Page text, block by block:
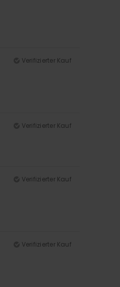
Verifizierter Kauf
Verifizierter Kauf
Verifizierter Kauf
Verifizierter Kauf